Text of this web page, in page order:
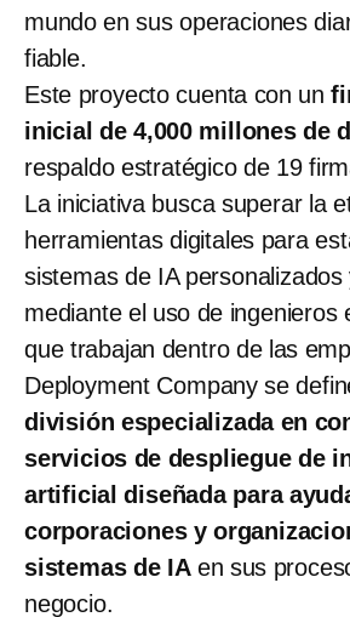
mundo en sus operaciones
fiable.
Este proyecto cuenta con un
inicial de 4,000 millones de
respaldo estratégico de 19
La iniciativa busca superar la
herramientas digitales para
sistemas de IA
mediante el uso de ingenieros
que trabajan dentro de las
Deployment Company se
división especializada en
servicios de despliegue de
artificial diseñada para
corporaciones y
sistemas de IAen sus
negocio.